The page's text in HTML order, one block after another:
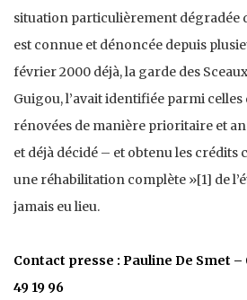
situation particulièrement dégradée
est connue et dénoncée depuis
février 2000 déjà, la garde des
Guigou, l’avait identifiée parmi
rénovées de manière prioritaire et
et déjà décidé – et obtenu les
une réhabilitation complète »[1] de
jamais eu lieu.
Contact presse : Pauline De Smet –
49 19 96